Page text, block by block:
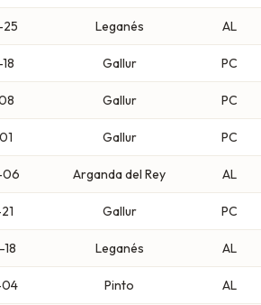
Leganés AL
Gallur PC
Gallur PC
Gallur PC
Arganda del Rey AL
Gallur PC
Leganés AL
Pinto AL